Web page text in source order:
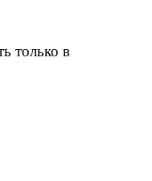
только в